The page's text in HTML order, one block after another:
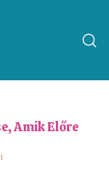
Amik Előre